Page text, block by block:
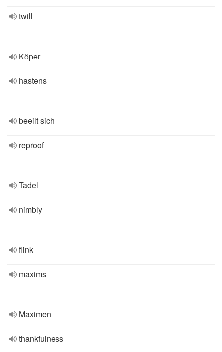
twill
Köper
hastens
beeilt sich
reproof
Tadel
nimbly
flink
maxims
Maximen
thankfulness